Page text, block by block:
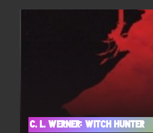
C. L. Werner: Witch Hunter